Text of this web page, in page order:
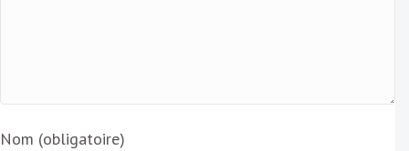
Nom (obligatoire)